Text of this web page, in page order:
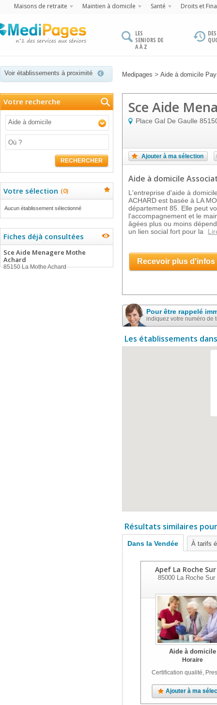
Maisons de retraite Maintien à domicile Santé Droits et
LES
SENIORS DE
A À Z
Voir établissements à proximité Medipages > Aide à domicile
Votre recherche
Aide à domicile
RECHERCHER
Votre sélection (0)
Aucun établissement sélectionné
Fiches déjà consultées
Sce Aide Menagere Mothe
Achard
85150 La Mothe Achard
Sce Aide
Place Gal De Gaulle
Ajouter à ma sélection
Aide à domicile
L'entreprise d'aide à
ACHARD est basée à LA
département 85. Elle peut
l'accompagnement et le
âgées plus ou moins
un lien social fort pour la
Recevoir plus d'infos
Pour être rappelé
indiquez votre numéro de
Les établissements
Résultats similaires
Dans la Vendée À tarifs
Apef La Roche
85000La Roche Sur
Aide à domicile
Horaire
Certification qualité,
Ajouter à ma